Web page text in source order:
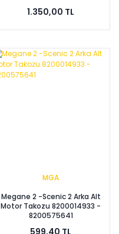
1.350,00 TL
MGA
Megane 2 -Scenic 2 Arka Alt
Motor Takozu 8200014933 -
8200575641
599,40 TL